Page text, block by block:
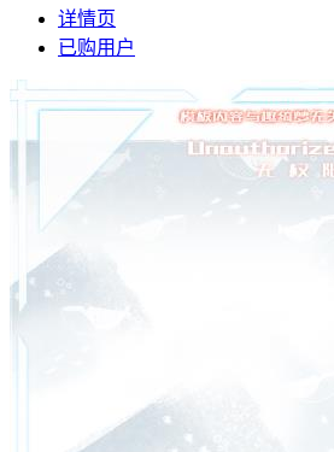
详情页
已购用户